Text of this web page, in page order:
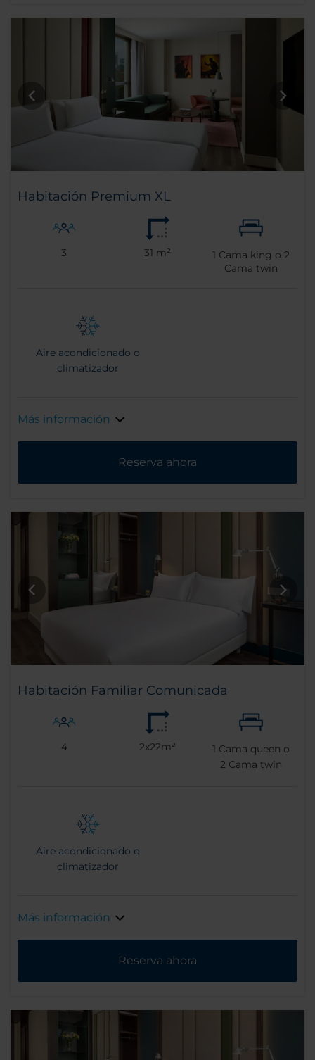
Habitación Premium XL
3 31 m² 1 Cama king o 2
Cama twin
Aire acondicionado o
climatizador
Más información
Reserva ahora
Habitación Familiar Comunicada
4 2x22m² 1 Cama queen o
2 Cama twin
Aire acondicionado o
climatizador
Más información
Reserva ahora